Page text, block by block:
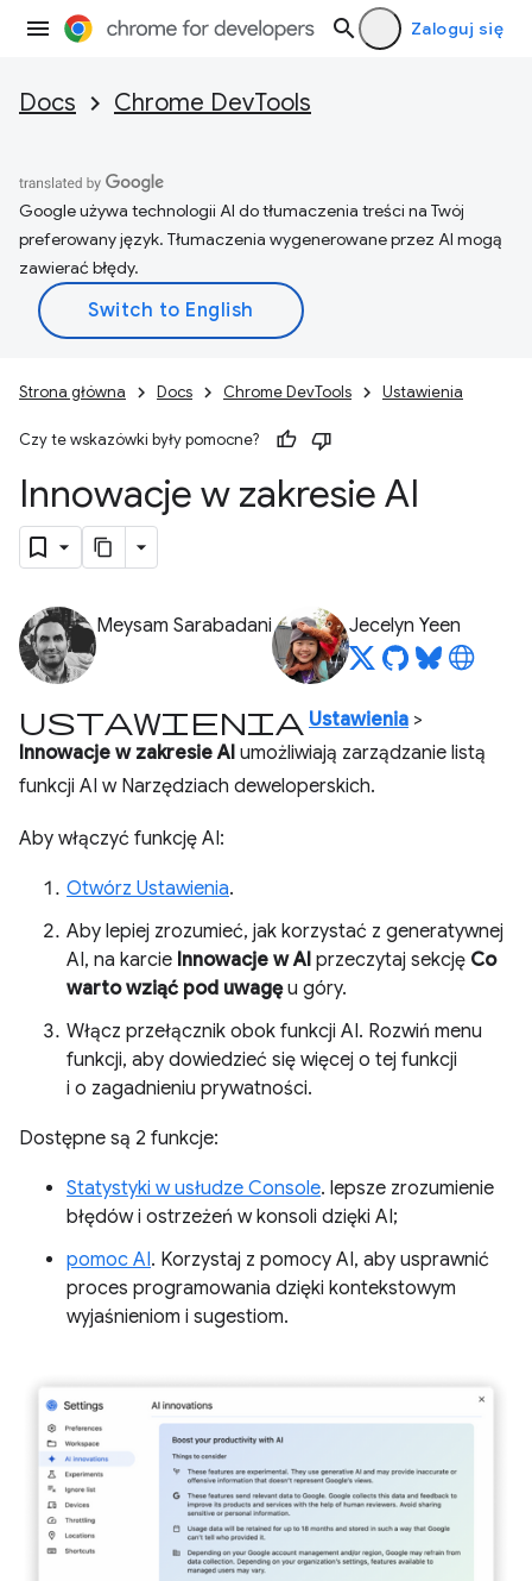
Zaloguj się
Docs Chrome DevTools
Google używa technologii AI do tłumaczenia treści na Twój
preferowany język. Tłumaczenia wygenerowane przez AI mogą
zawierać błędy.
Strona główna Docs Chrome DevTools Ustawienia
Czy te wskazówki były pomocne?
Innowacje w zakresie AI
Meysam Sarabadani Jecelyn Yeen
Ustawienia Ustawienia >
Innowacje w zakresie AI umożliwiają zarządzanie listą
funkcji AI w Narzędziach deweloperskich.
Aby włączyć funkcję AI:
Otwórz Ustawienia.
Aby lepiej zrozumieć, jak korzystać z generatywnej
AI, na karcie Innowacje w AI przeczytaj sekcję Co
warto wziąć pod uwagęu góry.
Włącz przełącznik obok funkcji AI. Rozwiń menu
funkcji, aby dowiedzieć się więcej o tej funkcji
i o zagadnieniu prywatności.
Dostępne są 2 funkcje:
Statystyki w usłudze Console. lepsze zrozumienie
błędów i ostrzeżeń w konsoli dzięki AI;
pomoc AI. Korzystaj z pomocy AI, aby usprawnić
proces programowania dzięki kontekstowym
wyjaśnieniom i sugestiom.